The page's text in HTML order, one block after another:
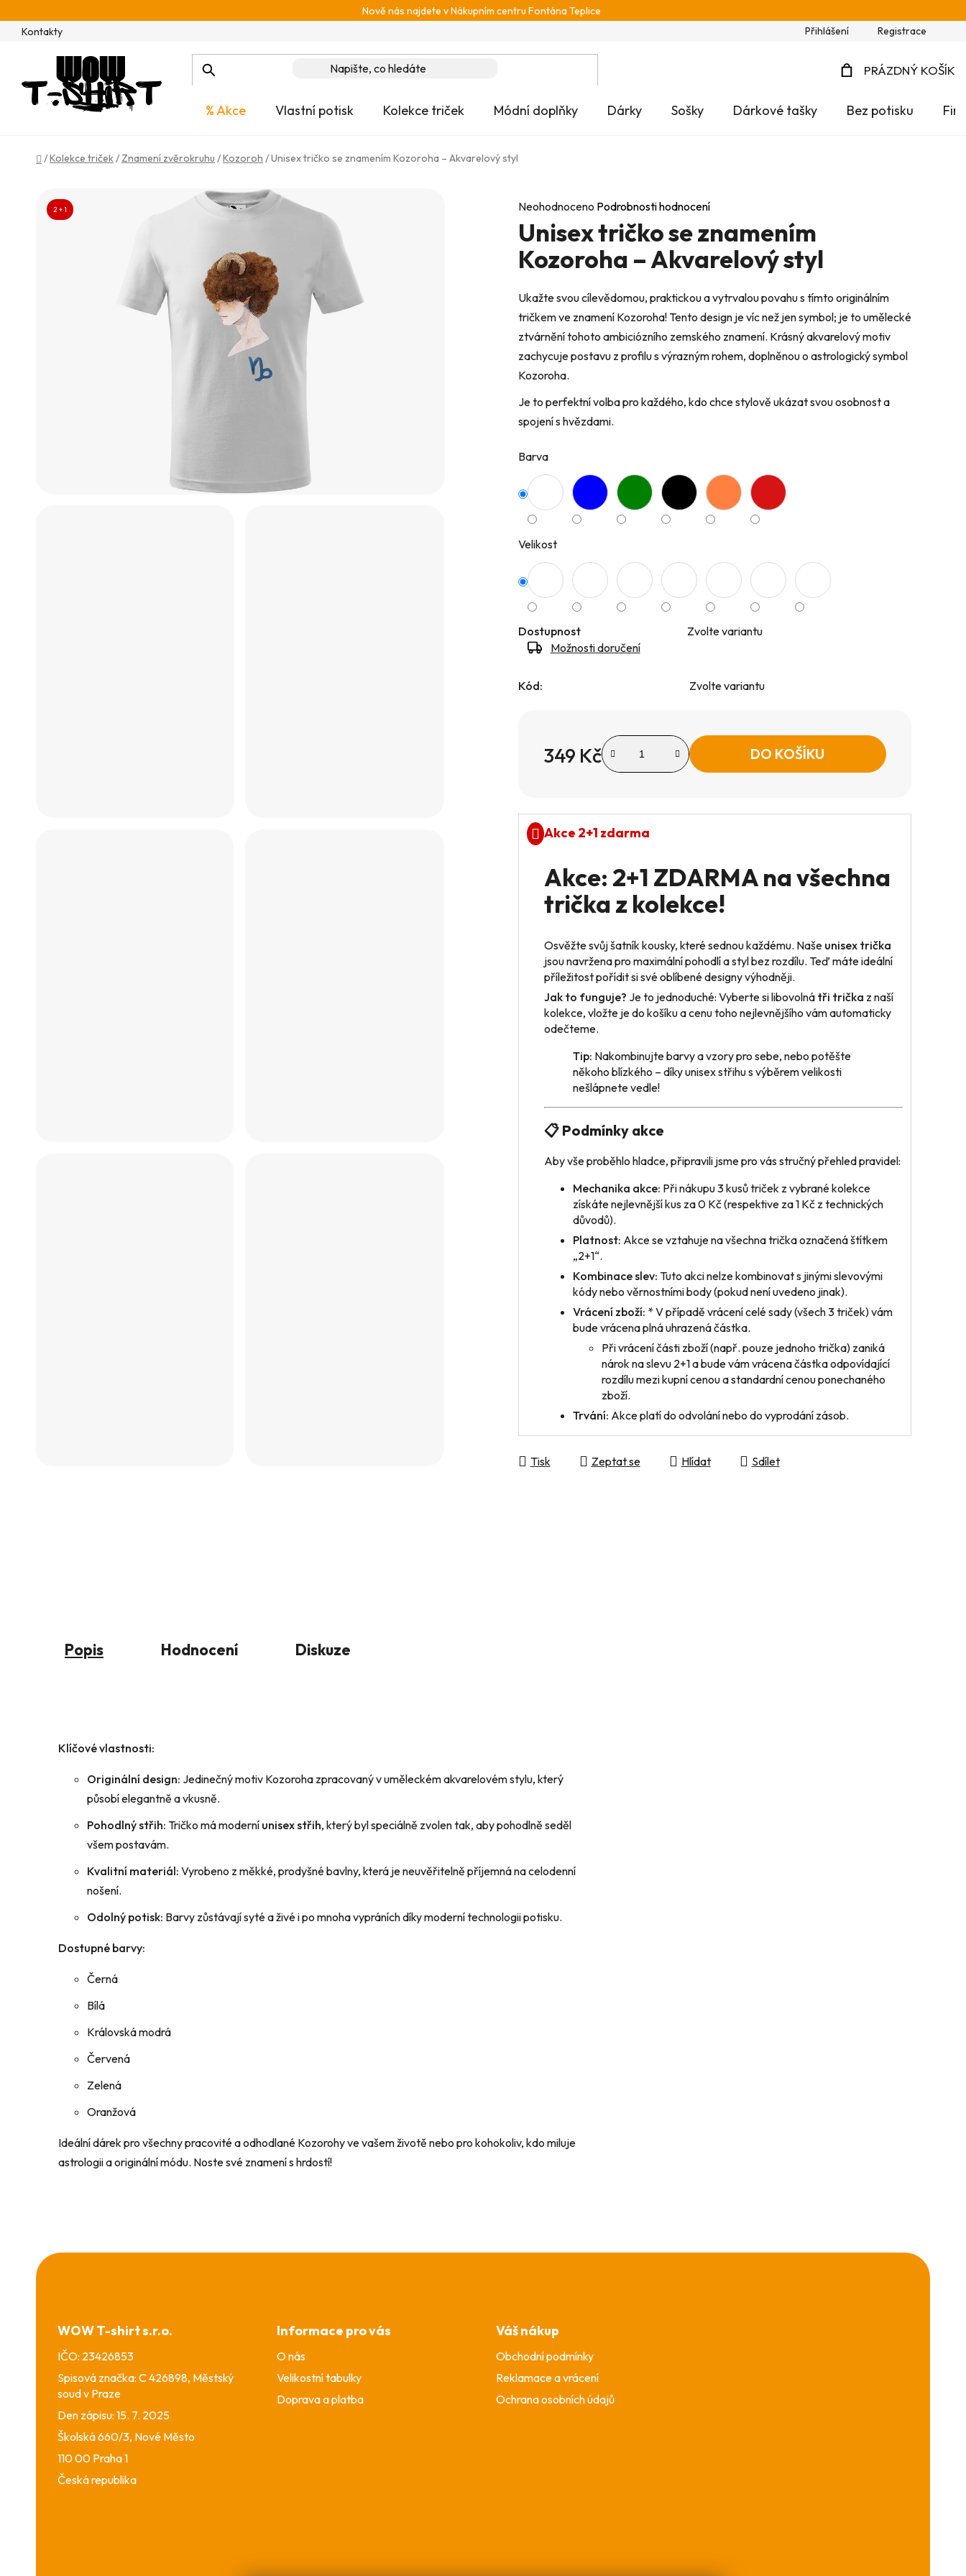
na
obsah
Nově nás najdete v Nákupním centru Fontána Teplice
Kontakty
Přihlášení Registrace
PRÁZDNÝ KOŠÍK
% Akce Vlastní potisk Kolekce triček Módní doplňky Dárky Sošky Dárkové tašky Bez potisku
Domů
/Kolekce triček/ Znamení zvěrokruhu /Kozoroh /Unisex tričko se znamením Kozoroha – Akvarelový styl
Průměrné
hodnocení
produktu
je
z
5
hvězdiček.
Neohodnoceno Podrobnosti hodnocení
Unisex tričko se znamením
Kozoroha – Akvarelový styl
Ukažte svou cílevědomou, praktickou a vytrvalou povahu s tímto originálním
tričkem ve znamení Kozoroha! Tento design je víc než jen symbol; je to umělecké
ztvárnění tohoto ambiciózního zemského znamení. Krásný akvarelový motiv
zachycuje postavu z profilu s výrazným rohem, doplněnou o astrologický symbol
Kozoroha.
Je to perfektní volba pro každého, kdo chce stylově ukázat svou osobnost a
spojení s hvězdami.
Barva
Velikost
Dostupnost
Zvolte variantu
Možnosti doručení
Kód: Zvolte variantu
349 Kč DO KOŠÍKU
Akce 2+1 zdarma
Akce: 2+1 ZDARMA na všechna
trička z kolekce!
Osvěžte svůj šatník kousky, které sednou každému. Naše unisex trička
jsou navržena pro maximální pohodlí a styl bez rozdílu. Teď máte ideální
příležitost pořídit si své oblíbené designy výhodněji.
Jak to funguje? Je to jednoduché: Vyberte si libovolná tři trička z naší
kolekce, vložte je do košíku a cenu toho nejlevnějšího vám automaticky
odečteme.
Tip: Nakombinujte barvy a vzory pro sebe, nebo potěšte
někoho blízkého – díky unisex střihu s výběrem velikosti
nešlápnete vedle!
📋 Podmínky akce
Aby vše proběhlo hladce, připravili jsme pro vás stručný přehled pravidel:
Mechanika akce: Při nákupu 3 kusů triček z vybrané kolekce
získáte nejlevnější kus za 0 Kč (respektive za 1 Kč z technických
důvodů).
Platnost: Akce se vztahuje na všechna trička označená štítkem
„2+1“.
Kombinace slev: Tuto akci nelze kombinovat s jinými slevovými
kódy nebo věrnostními body (pokud není uvedeno jinak).
Vrácení zboží: * V případě vrácenícelé sady(všech 3 triček) vám
bude vrácena plná uhrazená částka.
Při vráceníčásti zboží(např. pouze jednoho trička) zaniká
nárok na slevu 2+1 a bude vám vrácena částka odpovídající
rozdílu mezi kupní cenou a standardní cenou ponechaného
zboží.
Trvání: Akce platí do odvolání nebo do vyprodání zásob.
Tisk Zeptat se Hlídat Sdílet
2 + 1
Popis Hodnocení Diskuze
Klíčové vlastnosti:
Originální design: Jedinečný motiv Kozoroha zpracovaný v uměleckém akvarelovém stylu, který
působí elegantně a vkusně.
Pohodlný střih: Tričko má moderní unisex střih, který byl speciálně zvolen tak, aby pohodlně seděl
všem postavám.
Kvalitní materiál: Vyrobeno z měkké, prodyšné bavlny, která je neuvěřitelně příjemná na celodenní
nošení.
Odolný potisk: Barvy zůstávají syté a živé i po mnoha vypráních díky moderní technologii potisku.
Dostupné barvy:
Černá
Bílá
Královská modrá
Červená
Zelená
Oranžová
Ideální dárek pro všechny pracovité a odhodlané Kozorohy ve vašem životě nebo pro kohokoliv, kdo miluje
astrologii a originální módu. Noste své znamení s hrdostí!
Z
WOW T-shirt s.r.o.
IČO: 23426853
Spisová značka: C 426898, Městský
soud v Praze
Den zápisu: 15. 7. 2025
Školská 660/3, Nové Město
110 00 Praha 1
Česká republika
Informace pro vás
O nás
Velikostní tabulky
Doprava a platba
Váš nákup
Obchodní podmínky
Reklamace a vrácení
Ochrana osobních údajů